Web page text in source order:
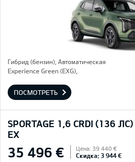
Гибрид (бензин), Автоматическая
Experience Green (EXG),
ПОСМОТРЕТЬ
SPORTAGE 1,6 CRDI (136
EX
35 496 € Цена: 39 440 €
Скидка: 3 944 €